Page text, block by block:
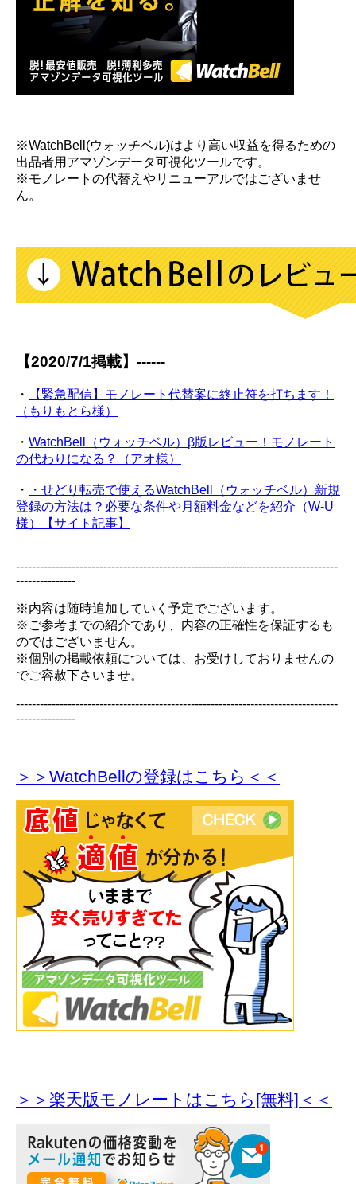
※WatchBell(ウォッチベル)はより高い収益を得るための
出品者用アマゾンデータ可視化ツールです。
※モノレートの代替えやリニューアルではございませ
ん。
【2020/7/1掲載】------
・
【緊急配信】モノレート代替案に終止符を打ちます！
（もりもとら様）
・ WatchBell（ウォッチベル）β版レビュー！モノレート
の代わりになる？（アオ様）
・
・せどり転売で使えるWatchBell（ウォッチベル）新規
登録の方法は？必要な条件や月額料金などを紹介（W-U
様）【サイト記事】
---------------------------------------------------------------------------------
---------------
※内容は随時追加していく予定でございます。
※ご参考までの紹介であり、内容の正確性を保証するも
のではございません。
※個別の掲載依頼については、お受けしておりませんの
でご容赦下さいませ。
---------------------------------------------------------------------------------
---------------
＞＞WatchBellの登録はこちら＜＜
＞＞楽天版モノレートはこちら[無料]＜＜